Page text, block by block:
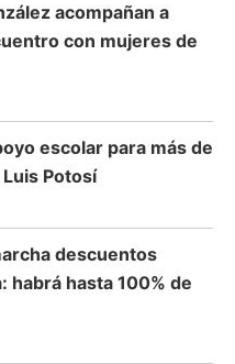
acompañan a
con mujeres de
escolar para más de
Potosí
descuentos
habrá hasta 100% de